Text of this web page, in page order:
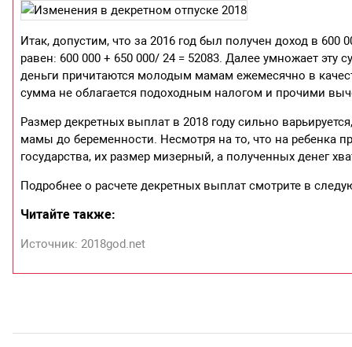
Итак, допустим, что за 2016 год был получен доход в 600
равен: 600 000 + 650 000/ 24 = 52083. Далее умножает
деньги причитаются молодым мамам ежемесячно в
сумма не облагается подоходным налогом и прочими
Размер декретных выплат в 2018 году сильно
мамы до беременности. Несмотря на то, что на
государства, их размер мизерный, а полученных денег
Подробнее о расчете декретных выплат смотрите в
Читайте также:
Источник: 2018god.net